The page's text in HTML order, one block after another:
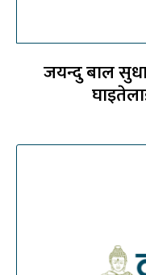
जयन्दु बाल